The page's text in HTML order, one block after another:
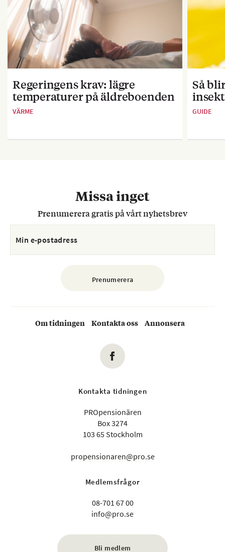
Regeringens krav: lägre
temperaturer på äldreboenden
VÄRME
Så
GUIDE
Missa inget
Prenumerera gratis på vårt nyhetsbrev
Om tidningen Kontakta oss Annonsera
Kontakta tidningen
PROpensionären
Box 3274
103 65 Stockholm
propensionaren@pro.se
Medlemsfrågor
08-701 67 00
info@pro.se
Bli medlem